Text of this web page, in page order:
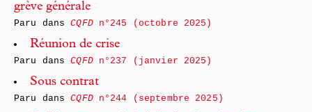
grève générale
Paru dansCQFDn°245 (octobre 2025)
Réunion de crise
Paru dansCQFDn°237 (janvier 2025)
Sous contrat
Paru dansCQFDn°244 (septembre 2025)